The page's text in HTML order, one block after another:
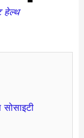
हेल्थ